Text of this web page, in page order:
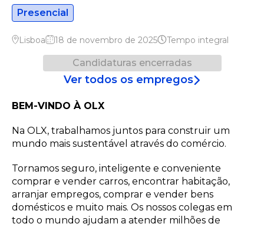
Presencial
Lisboa 18 de novembro de 2025 Tempo integral
Candidaturas encerradas
Ver todos os empregos
BEM-VINDO À OLX
Na OLX, trabalhamos juntos para construir um
mundo mais sustentável através do comércio.
Tornamos seguro, inteligente e conveniente
comprar e vender carros, encontrar habitação,
arranjar empregos, comprar e vender bens
domésticos e muito mais. Os nossos colegas em
todo o mundo ajudam a atender milhões de